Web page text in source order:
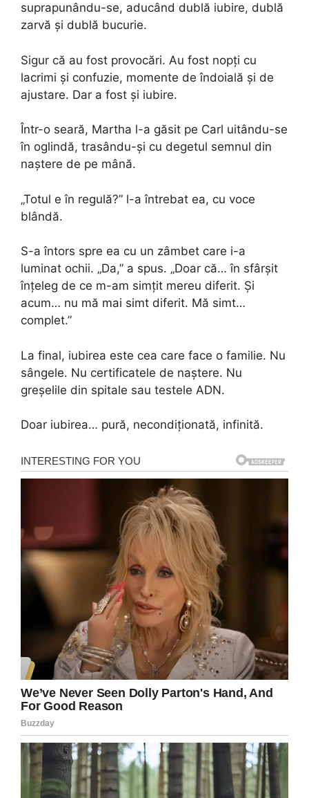
suprapunându-se, aducând dublă iubire, dublă
zarvă și dublă bucurie.
Sigur că au fost provocări. Au fost nopți cu
lacrimi și confuzie, momente de îndoială și de
ajustare. Dar a fost și iubire.
Într-o seară, Martha l-a găsit pe Carl uitându-se
în oglindă, trasându-și cu degetul semnul din
naștere de pe mână.
„Totul e în regulă?” l-a întrebat ea, cu voce
blândă.
S-a întors spre ea cu un zâmbet care i-a
luminat ochii. „Da,” a spus. „Doar că… în sfârșit
înțeleg de ce m-am simțit mereu diferit. Și
acum… nu mă mai simt diferit. Mă simt…
complet.”
La final, iubirea este cea care face o familie. Nu
sângele. Nu certificatele de naștere. Nu
greșelile din spitale sau testele ADN.
Doar iubirea… pură, necondiționată, infinită.